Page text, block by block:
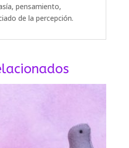
pensamiento,
de la percepción.